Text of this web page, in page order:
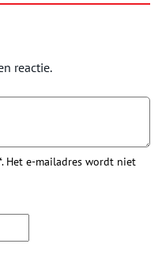
reactie.
Het e-mailadres wordt niet